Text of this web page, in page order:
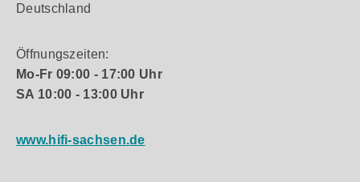
Deutschland
Öffnungszeiten:
Mo-Fr 09:00 - 17:00 Uhr
SA 10:00 - 13:00 Uhr
www.hifi-sachsen.de